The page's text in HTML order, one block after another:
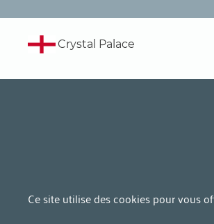
Crystal Palace
Ce site utilise des cookies pour vous